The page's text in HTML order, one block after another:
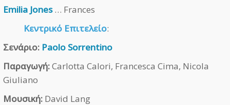
Emilia Jones… Frances
Κεντρικό Επιτελείο:
Σενάριο: Paolo Sorrentino
Παραγωγή:Carlotta Calori, Francesca Cima, Nicola
Giuliano
Μουσική: David Lang